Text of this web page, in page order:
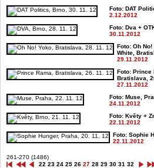
Foto: DAT
2.12.2012
Foto: Dva +
30.11.2012
Foto: Oh
White,
29.11.2012
Foto: Prince
Bratislava,
27.11.2012
Foto: Muse,
24.11.2012
Foto: Květy +
22.11.2012
Foto: Sophie
22.11.2012
261-270 (1486)
22 23 24 25 26 27 28 29 30 31 32